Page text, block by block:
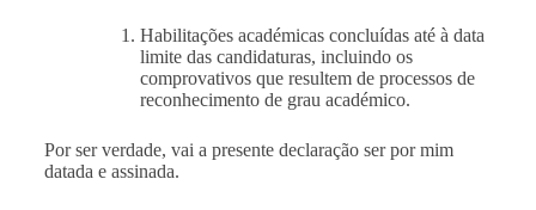
Habilitações académicas concluídas até à data
limite das candidaturas, incluindo os
comprovativos que resultem de processos de
reconhecimento de grau académico.
Por ser verdade, vai a presente declaração ser por mim
datada e assinada.